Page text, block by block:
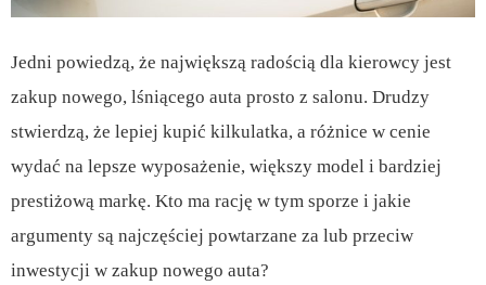
Jedni powiedzą, że największą radością dla kierowcy jest
zakup nowego, lśniącego auta prosto z salonu. Drudzy
stwierdzą, że lepiej kupić kilkulatka, a różnice w cenie
wydać na lepsze wyposażenie, większy model i bardziej
prestiżową markę. Kto ma rację w tym sporze i jakie
argumenty są najczęściej powtarzane za lub przeciw
inwestycji w zakup nowego auta?